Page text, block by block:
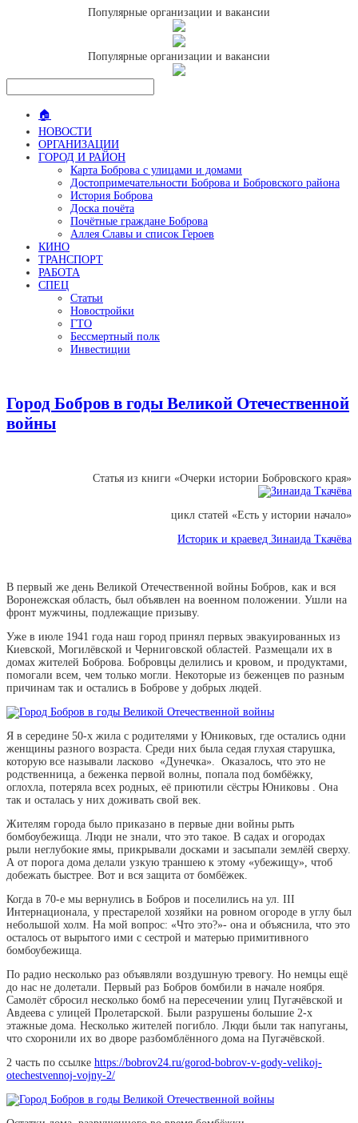
Популярные организации и вакансии
Популярные организации и вакансии
🏠
НОВОСТИ
ОРГАНИЗАЦИИ
ГОРОД И РАЙОН
Карта Боброва с улицами и домами
Достопримечательности Боброва и Бобровского района
История Боброва
Доска почёта
Почётные граждане Боброва
Аллея Славы и список Героев
КИНО
ТРАНСПОРТ
РАБОТА
СПЕЦ
Статьи
Новостройки
ГТО
Бессмертный полк
Инвестиции
Город Бобров в годы Великой Отечественной
войны
Статья из книги «Очерки истории Бобровского края»
цикл статей «Есть у истории начало»
Историк и краевед Зинаида Ткачёва
В первый же день Великой Отечественной войны Бобров, как и вся
Воронежская область, был объявлен на военном положении. Ушли на
фронт мужчины, подлежащие призыву.
Уже в июле 1941 года наш город принял первых эвакуированных из
Киевской, Могилёвской и Черниговской областей. Размещали их в
домах жителей Боброва. Бобровцы делились и кровом, и продуктами,
помогали всем, чем только могли. Некоторые из беженцев по разным
причинам так и остались в Боброве у добрых людей.
Я в середине 50-х жила с родителями у Юниковых, где остались одни
женщины разного возраста. Среди них была седая глухая старушка,
которую все называли ласково «Дунечка». Оказалось, что это не
родственница, а беженка первой волны, попала под бомбёжку,
оглохла, потеряла всех родных, её приютили сёстры Юниковы . Она
так и осталась у них доживать свой век.
Жителям города было приказано в первые дни войны рыть
бомбоубежища. Люди не знали, что это такое. В садах и огородах
рыли неглубокие ямы, прикрывали досками и засыпали землёй сверху.
А от порога дома делали узкую траншею к этому «убежищу», чтоб
добежать быстрее. Вот и вся защита от бомбёжек.
Когда в 70-е мы вернулись в Бобров и поселились на ул. III
Интернационала, у престарелой хозяйки на ровном огороде в углу был
небольшой холм. На мой вопрос: «Что это?»- она и объяснила, что это
осталось от вырытого ими с сестрой и матерью примитивного
бомбоубежища.
По радио несколько раз объявляли воздушную тревогу. Но немцы ещё
до нас не долетали. Первый раз Бобров бомбили в начале ноября.
Самолёт сбросил несколько бомб на пересечении улиц Пугачёвской и
Авдеева с улицей Пролетарской. Были разрушены большие 2-х
этажные дома. Несколько жителей погибло. Люди были так напуганы,
что схоронили их во дворе разбомблённого дома на Пугачёвской.
2 часть по ссылке https://bobrov24.ru/gorod-bobrov-v-gody-velikoj-
otechestvennoj-vojny-2/